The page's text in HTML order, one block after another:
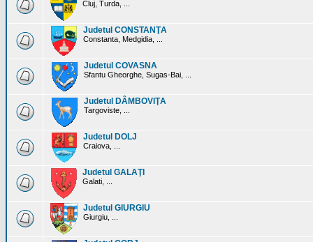
Cluj, Turda, ...
Judetul CONSTANŢA
Constanta, Medgidia, ...
Judetul COVASNA
Sfantu Gheorghe, Sugas-Bai, ...
Judetul DÂMBOVIŢA
Targoviste, ...
Judetul DOLJ
Craiova, ...
Judetul GALAŢI
Galati, ...
Judetul GIURGIU
Giurgiu, ...